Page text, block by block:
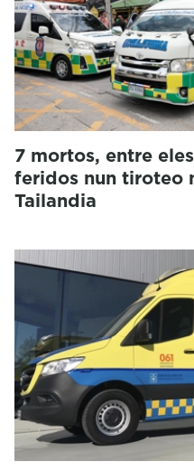
7 mortos, entre
feridos nun tiroteo
Tailandia